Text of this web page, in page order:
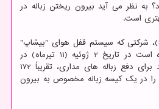
به نظر می آید بیرون ریختن زباله در
است.
شرکت نانورکس (Nanoracks)، شرکتی که سیستم قفل هوای "بیشاپ"
را ساخته، اخیرا اعلام نموده است در تاریخ 2 ژوئیه (11 تیرماه) در
آزمایش یک تکنولوژی جدید برای دفع زباله های مداری، تقریباً 172
زباله را در یک کیسه زباله مخصوص به بیرون